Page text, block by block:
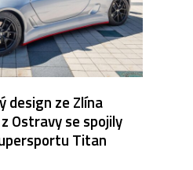
design ze Zlína
Ostravy se spojily
Titan